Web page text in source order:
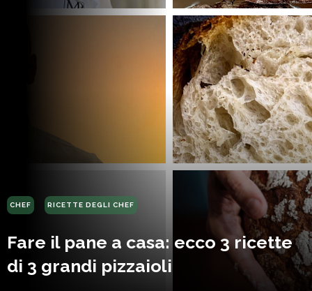
CHEF RICETTE DEGLI CHEF
Fare il pane a casa: ecco 3 ricette
di 3 grandi pizzaioli